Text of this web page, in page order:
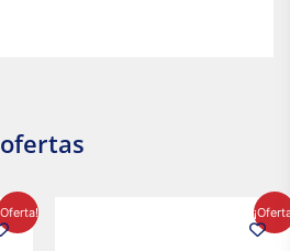
precio
actual